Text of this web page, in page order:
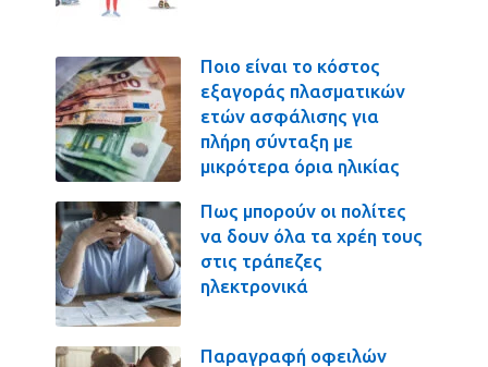
Ποιο είναι το κόστος
εξαγοράς πλασματικών
ετών ασφάλισης για
πλήρη σύνταξη με
μικρότερα όρια ηλικίας
Πως μπορούν οι πολίτες
να δουν όλα τα χρέη τους
στις τράπεζες
ηλεκτρονικά
Παραγραφή οφειλών